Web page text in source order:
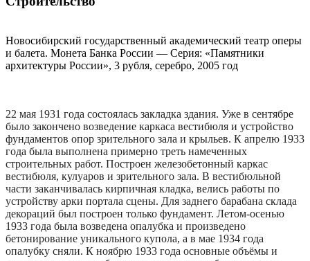
Новосибирский государственный академический театр оперы
и балета. Монета Банка России — Серия: «Памятники
архитектуры России», 3 рубля, серебро, 2005 год
22 мая 1931 года состоялась закладка здания. Уже в сентябре
было закончено возведение каркаса вестибюля и устройство
фундаментов опор зрительного зала и крыльев. К апрелю 1933
года была выполнена примерно треть намеченных
строительных работ. Построен железобетонный каркас
вестибюля, кулуаров и зрительного зала. В вестибюльной
части заканчивалась кирпичная кладка, велись работы по
устройству арки портала сцены. Для заднего барабана склада
декораций был построен только фундамент. Летом-осенью
1933 года была возведена опалубка и произведено
бетонирование уникального купола, а в мае 1934 года
опалубку сняли. К ноябрю 1933 года основные объёмы и